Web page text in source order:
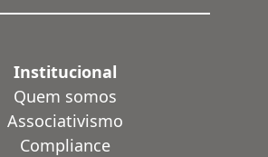
Institucional
Quem somos
Associativismo
Compliance